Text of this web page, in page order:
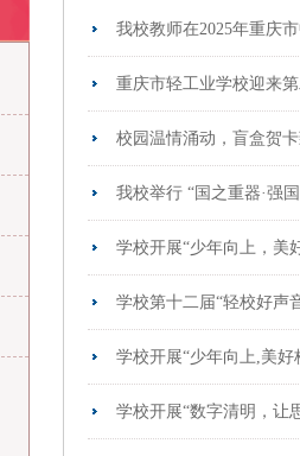
我校教师在2025年重庆
重庆市轻工业学校迎来
校园温情涌动，盲盒贺
我校举行 “国之重器·强
学校开展“少年向上，美
学校第十二届“轻校好声
学校开展“少年向上,美
学校开展“数字清明，让